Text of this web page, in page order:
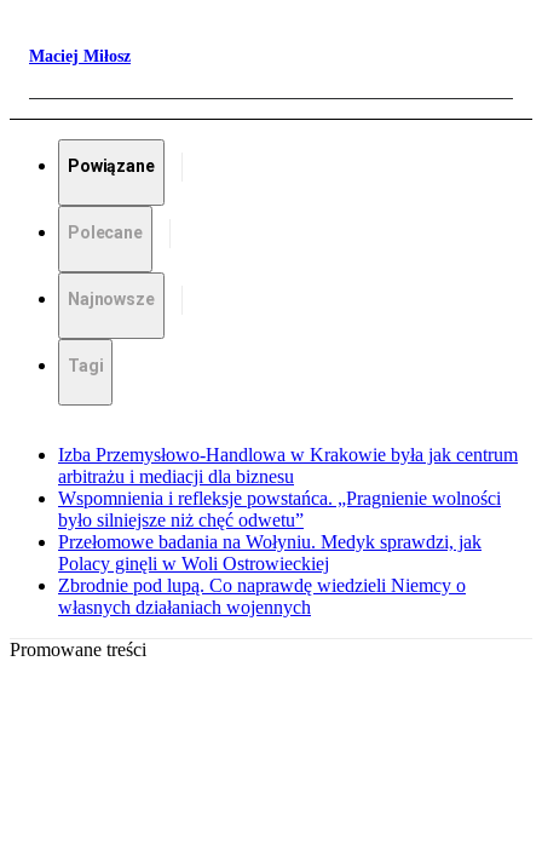
Maciej Miłosz
Powiązane
Polecane
Najnowsze
Tagi
Izba Przemysłowo-Handlowa w Krakowie była jak centrum
arbitrażu i mediacji dla biznesu
Wspomnienia i refleksje powstańca. „Pragnienie wolności
było silniejsze niż chęć odwetu”
Przełomowe badania na Wołyniu. Medyk sprawdzi, jak
Polacy ginęli w Woli Ostrowieckiej
Zbrodnie pod lupą. Co naprawdę wiedzieli Niemcy o
własnych działaniach wojennych
Promowane treści